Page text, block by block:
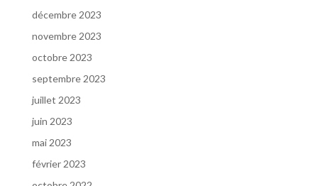
décembre 2023
novembre 2023
octobre 2023
septembre 2023
juillet 2023
juin 2023
mai 2023
février 2023